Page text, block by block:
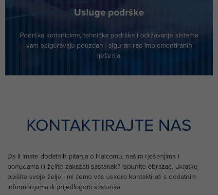
Usluge podrške
Podrška korisnicima, tehnička podrška i održavanje sistema
vam osiguravaju pouzdan i siguran rad implementiranih
rješenja.
KONTAKTIRAJTE NAS
Da li imate dodatnih pitanja o Halcomu, našim rješenjima i
ponudama ili želite zakazati sastanak? Ispunite obrazac, ukratko
opišite svoje želje i mi ćemo vas uskoro kontaktirati s dodatnim
informacijama ili prijedlogom sastanka.